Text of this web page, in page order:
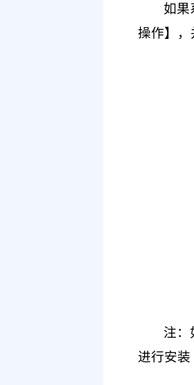
如果
操作】
注：
进行安